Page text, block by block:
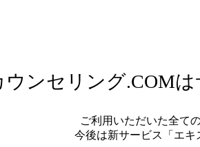
ウンセリング.COM
ご利用いただいた全て
今後は新サービス「エ